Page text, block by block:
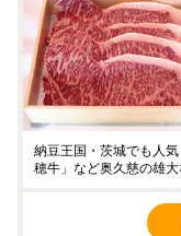
納豆王国・茨城でも人
穂牛」など奥久慈の雄